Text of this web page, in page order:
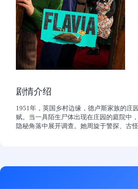
剧情介绍
1951年，英国乡村边缘，德卢斯家族的
赋。当一具陌生尸体出现在庄园的庭院中
隐秘角落中展开调查。她周旋于警探、古